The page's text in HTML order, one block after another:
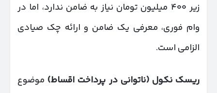
زیر ۴۰۰ میلیون تومان نیاز به ضامن ندارد، اما در
وام فوری، معرفی یک ضامن و ارائه چک صیادی
الزامی است.
ریسک نکول (ناتوانی در پرداخت اقساط) موضوع